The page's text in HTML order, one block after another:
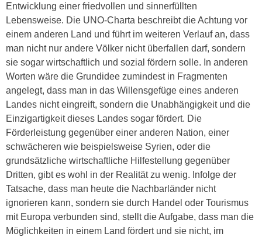
Entwicklung einer friedvollen und sinnerfüllten
Lebensweise. Die UNO-Charta beschreibt die Achtung vor
einem anderen Land und führt im weiteren Verlauf an, dass
man nicht nur andere Völker nicht überfallen darf, sondern
sie sogar wirtschaftlich und sozial fördern solle. In anderen
Worten wäre die Grundidee zumindest in Fragmenten
angelegt, dass man in das Willensgefüge eines anderen
Landes nicht eingreift, sondern die Unabhängigkeit und die
Einzigartigkeit dieses Landes sogar fördert. Die
Förderleistung gegenüber einer anderen Nation, einer
schwächeren wie beispielsweise Syrien, oder die
grundsätzliche wirtschaftliche Hilfestellung gegenüber
Dritten, gibt es wohl in der Realität zu wenig. Infolge der
Tatsache, dass man heute die Nachbarländer nicht
ignorieren kann, sondern sie durch Handel oder Tourismus
mit Europa verbunden sind, stellt die Aufgabe, dass man die
Möglichkeiten in einem Land fördert und sie nicht, im